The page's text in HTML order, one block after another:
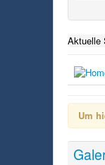
Aktuelle
Um